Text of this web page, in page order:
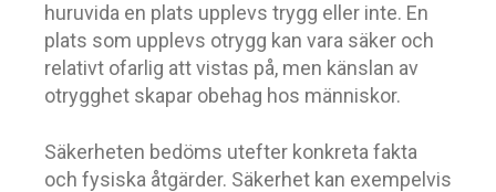
huruvida en plats upplevs trygg eller inte. En
plats som upplevs otrygg kan vara säker och
relativt ofarlig att vistas på, men känslan av
otrygghet skapar obehag hos människor.
Säkerheten bedöms utefter konkreta fakta
och fysiska åtgärder. Säkerhet kan exempelvis